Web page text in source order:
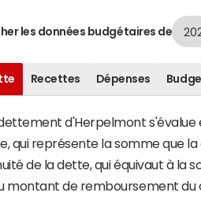
les données budgétaires de
Recettes Dépenses
d'Herpelmont s'évalue
qui représente la somme que
de la dette, qui équivaut à
montant de remboursement du